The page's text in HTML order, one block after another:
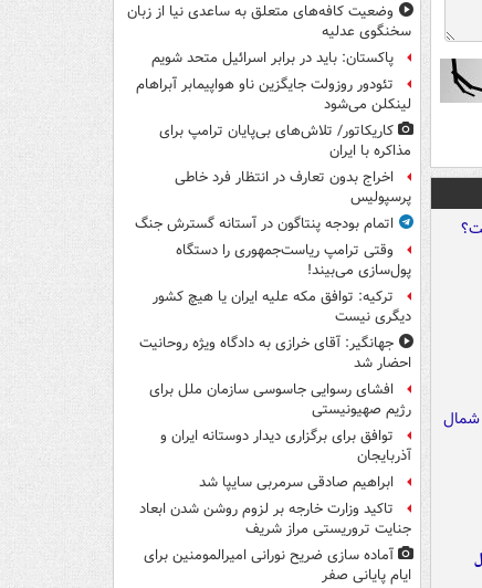
وضعیت کافه‌های متعلق به ساعدی نیا از زبان
سخنگوی عدلیه
پاکستان: باید در برابر اسرائیل متحد شویم
تئودور روزولت جایگزین ناو هواپیمابر آبراهام
لینکلن می‌شود
کاریکاتور/ تلاش‌های بی‌پایان ترامپ برای
مذاکره با ایران
اخراج بدون تعارف در انتظار فرد خاطی
پرسپولیس
اتمام بودجه پنتاگون در آستانه گسترش جنگ
وقتی ترامپ ریاست‌جمهوری را دستگاه
پول‌سازی می‌بیند!
ترکیه: توافق مکه علیه ایران یا هیچ کشور
دیگری نیست
جهانگیر: آقای خرازی به دادگاه ویژه روحانیت
احضار شد
افشای رسوایی جاسوسی سازمان ملل برای
رژیم صهیونیستی
توافق برای برگزاری دیدار دوستانه ایران و
آذربایجان
ابراهیم صادقی سرمربی سایپا شد
تاکید وزارت خارجه بر لزوم روشن شدن ابعاد
جنایت تروریستی مراز شریف
آماده سازی ضریح نورانی امیرالمومنین برای
ایام پایانی صفر